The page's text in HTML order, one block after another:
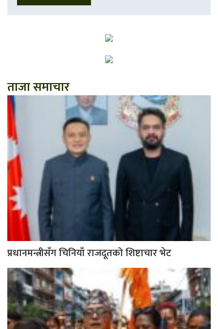
ताजा समाचार
प्रधानमन्त्रीसँग चिनियाँ राजदूतको शिष्टाचार भेट